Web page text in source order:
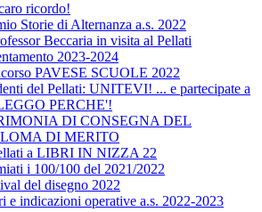
ricordo!
Storie di Alternanza a.s. 2022
Beccaria in visita al Pellati
2023-2024
PAVESE SCUOLE 2022
del Pellati: UNITEVI! ... e partecipate a
PERCHE'!
DI CONSEGNA DEL
DI MERITO
a LIBRI IN NIZZA 22
i 100/100 del 2021/2022
del disegno 2022
e indicazioni operative a.s. 2022-2023